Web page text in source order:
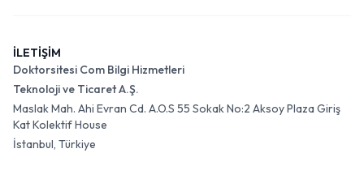
İLETİŞİM
Doktorsitesi Com Bilgi Hizmetleri
Teknoloji ve Ticaret A.Ş.
Maslak Mah. Ahi Evran Cd. A.O.S 55 Sokak No:2 Aksoy Plaza Giriş
Kat Kolektif House
İstanbul, Türkiye